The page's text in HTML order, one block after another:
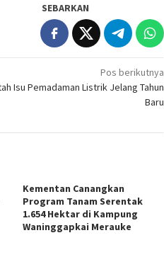
SEBARKAN
Pos berikutnya
Isu Pemadaman Listrik Jelang Tahun
Baru
Kementan Canangkan
Program Tanam Serentak
1.654 Hektar di Kampung
Waninggapkai Merauke